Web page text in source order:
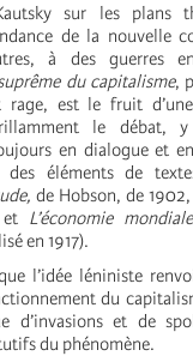
sur les plans
de la nouvelle
à des guerres
du capitalisme,
rage, est le fruit
le débat,
en dialogue et
éléments de
de Hobson, de 1902,
L’économie
en 1917).
l’idée léniniste
du
d’invasions et de
du phénomène.